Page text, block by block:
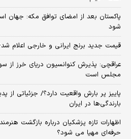
پاکستان بعد از امضای توافق مکه: جهان
شود
قیمت جدید برنج ایرانی و خارجی اعلام
عراقچی: پذیرش کنوانسیون دریای خرز از
مجلس است
پاییز پر بارش واقعیت دارد؟/ جزئیاتی از
بارندگی‌ها در ایران
اظهارات تازه پزشکیان درباره بازگشت
حرفه‌ای مهیا می شود؟